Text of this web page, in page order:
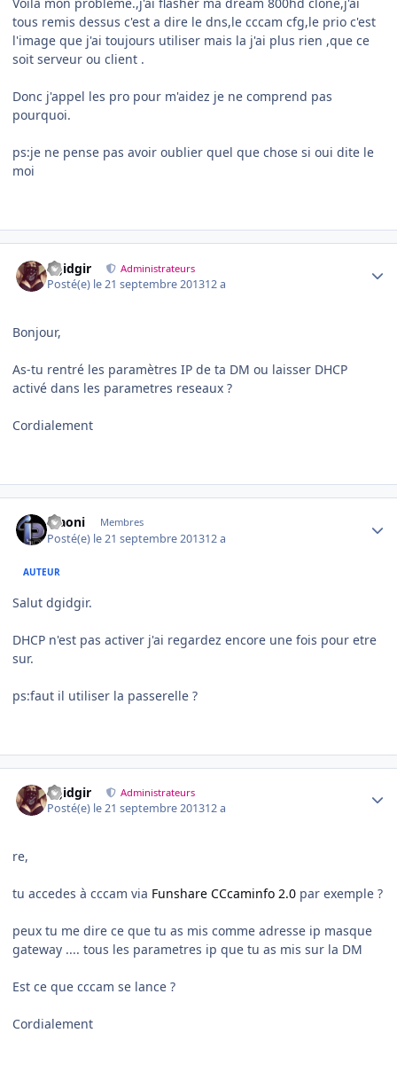
Voila mon probleme.,j'ai flasher ma dream 800hd clone,j'ai
tous remis dessus c'est a dire le dns,le cccam cfg,le prio c'est
l'image que j'ai toujours utiliser mais la j'ai plus rien ,que ce
soit serveur ou client .
Donc j'appel les pro pour m'aidez je ne comprend pas
pourquoi.
ps:je ne pense pas avoir oublier quel que chose si oui dite le
moi
dgidgir Administrateurs
Posté(e) le 21 septembre 201312 a
Bonjour,
As-tu rentré les paramètres IP de ta DM ou laisser DHCP
activé dans les parametres reseaux ?
Cordialement
Maoni Membres
Posté(e) le 21 septembre 201312 a
AUTEUR
Salut dgidgir.
DHCP n'est pas activer j'ai regardez encore une fois pour etre
sur.
ps:faut il utiliser la passerelle ?
dgidgir Administrateurs
Posté(e) le 21 septembre 201312 a
re,
tu accedes à cccam via Funshare CCcaminfo 2.0 par exemple ?
peux tu me dire ce que tu as mis comme adresse ip masque
gateway .... tous les parametres ip que tu as mis sur la DM
Est ce que cccam se lance ?
Cordialement